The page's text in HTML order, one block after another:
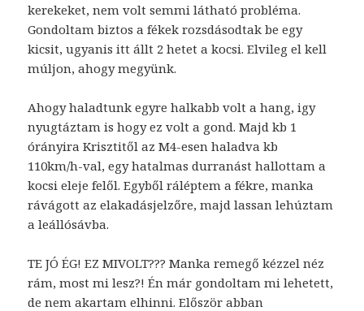
kerekeket, nem volt semmi látható probléma.
Gondoltam biztos a fékek rozsdásodtak be egy
kicsit, ugyanis itt állt 2 hetet a kocsi. Elvileg el kell
múljon, ahogy megyünk.
Ahogy haladtunk egyre halkabb volt a hang, igy
nyugtáztam is hogy ez volt a gond. Majd kb 1
órányira Krisztitől az M4-esen haladva kb
110km/h-val, egy hatalmas durranást hallottam a
kocsi eleje felől. Egyből ráléptem a fékre, manka
rávágott az elakadásjelzőre, majd lassan lehúztam
a leállósávba.
TE JÓ ÉG! EZ MIVOLT??? Manka remegő kézzel néz
rám, most mi lesz?! Én már gondoltam mi lehetett,
de nem akartam elhinni. Először abban